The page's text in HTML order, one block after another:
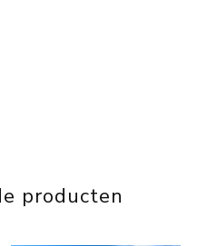
producten